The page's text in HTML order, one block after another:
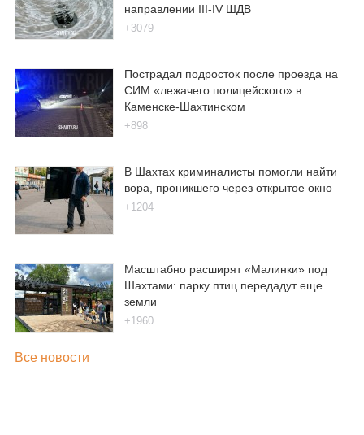
направлении III-IV ШДВ
+3079
Пострадал подросток после проезда на
СИМ «лежачего полицейского» в
Каменске-Шахтинском
+898
В Шахтах криминалисты помогли найти
вора, проникшего через открытое окно
+1204
Масштабно расширят «Малинки» под
Шахтами: парку птиц передадут еще
земли
+1960
Все новости